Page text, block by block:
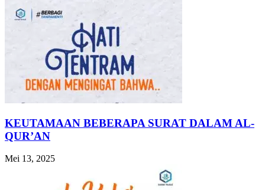
KEUTAMAAN BEBERAPA SURAT DALAM AL-
QUR’AN
Mei 13, 2025